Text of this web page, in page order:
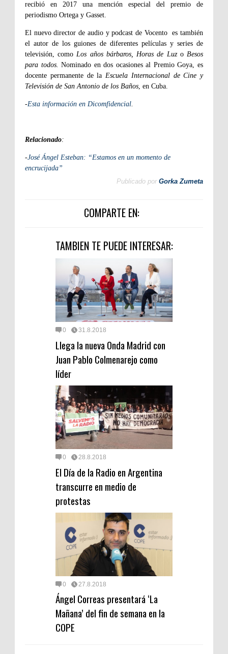
recibió en 2017 una mención especial del premio de
periodismo Ortega y Gasset.
El nuevo director de audio y podcast de Vocento
es también
el autor de los guiones de diferentes películas y series de
televisión, comoLos años bárbaros, Horas de LuzoBesos
para todos. Nominado en dos ocasiones al Premio Goya, es
docente permanente de la Escuela Internacional de Cine y
Televisión de San Antonio de los Baños, en Cuba.
-Esta información en Dicomfidencial.
Relacionado:
-José Ángel Esteban: “Estamos en un momento de
encrucijada”
Publicado por Gorka Zumeta
COMPARTE EN:
TAMBIEN TE PUEDE INTERESAR:
0 31.8.2018
Llega la nueva Onda Madrid con
Juan Pablo Colmenarejo como
líder
0 28.8.2018
El Día de la Radio en Argentina
transcurre en medio de
protestas
0 27.8.2018
Ángel Correas presentará ‘La
Mañana’ del fin de semana en la
COPE